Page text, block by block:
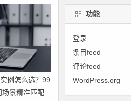
例怎么选？99
场景精准匹配
功能
登录
条目feed
评论feed
WordPress.org